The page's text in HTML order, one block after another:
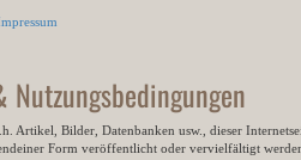
Nutzungsbedingungen
Artikel, Bilder, Datenbanken usw., dieser
Form veröffentlicht oder vervielfältigt